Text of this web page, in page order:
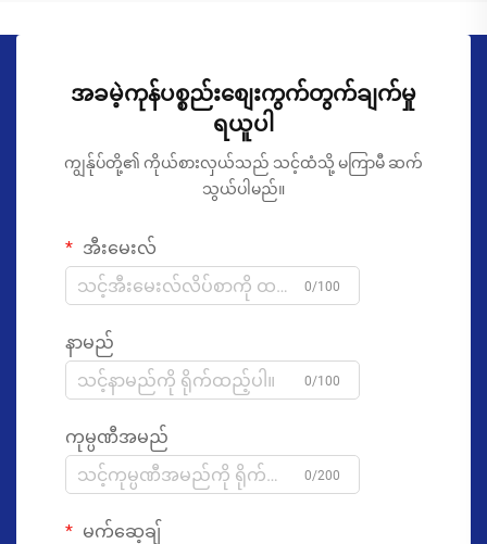
အခမဲ့ကုန်ပစ္စည်းစျေးကွက်တွက်ချက်မှု
ရယူပါ
ကျွန်ုပ်တို့၏ ကိုယ်စားလှယ်သည် သင့်ထံသို့ မကြာမီ ဆက်
သွယ်ပါမည်။
အီးမေးလ်
0/100
နာမည်
0/100
ကုမ္ပဏီအမည်
0/200
မက်ဆေ့ချ်